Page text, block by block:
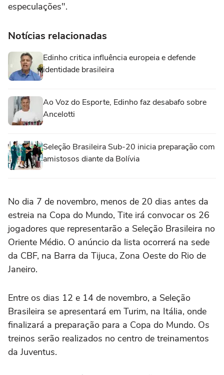
especulações".
Notícias relacionadas
Edinho critica influência europeia e defende
identidade brasileira
Ao Voz do Esporte, Edinho faz desabafo sobre
Ancelotti
Seleção Brasileira Sub-20 inicia preparação com
amistosos diante da Bolívia
No dia 7 de novembro, menos de 20 dias antes da
estreia na Copa do Mundo, Tite irá convocar os 26
jogadores que representarão a Seleção Brasileira no
Oriente Médio. O anúncio da lista ocorrerá na sede
da CBF, na Barra da Tijuca, Zona Oeste do Rio de
Janeiro.
Entre os dias 12 e 14 de novembro, a Seleção
Brasileira se apresentará em Turim, na Itália, onde
finalizará a preparação para a Copa do Mundo. Os
treinos serão realizados no centro de treinamentos
da Juventus.